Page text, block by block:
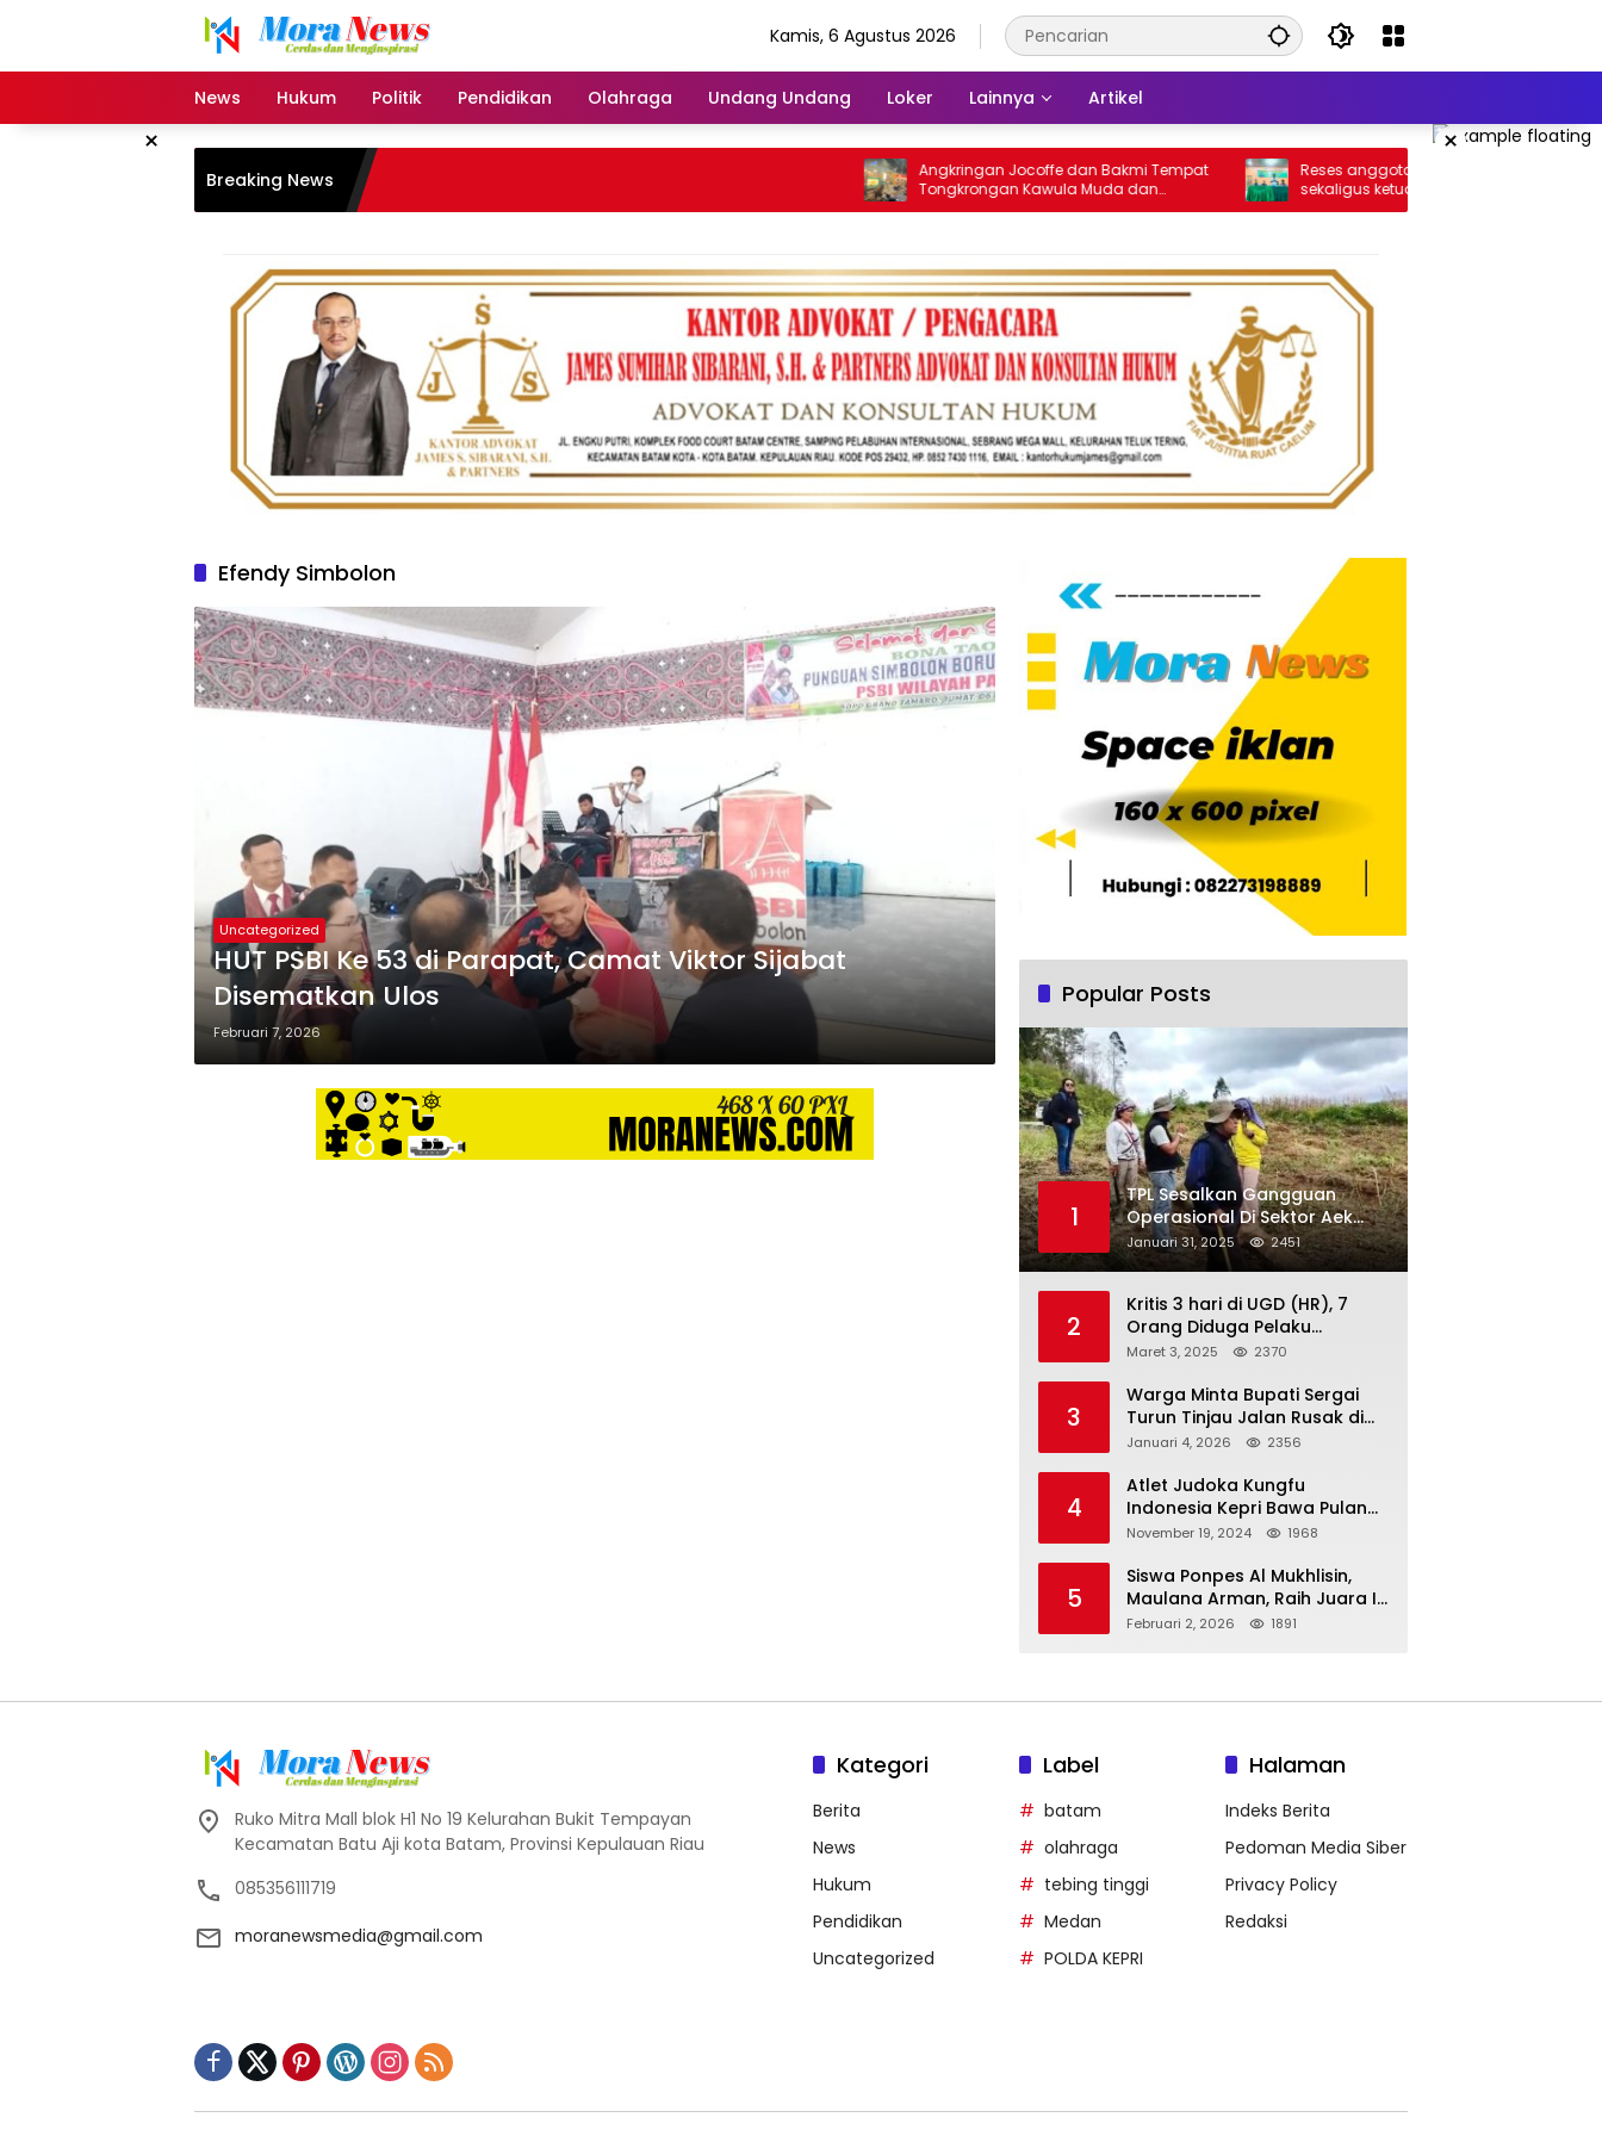
Kamis, 6 Agustus 2026
News Hukum Politik Pendidikan Olahraga Undang Undang Loker Lainnya Artikel
× ×
Breaking News
Angkringan Jocoffe dan Bakmi Tempat
Tongkrongan Kawula Muda dan
Orangtua di Pematangsiantar
Reses anggota DPRD dari fraksi PKB
sekaligus ketua DPC PKB Kota Batam
Hendrik S.H., Tampung usulan Warga
Efendy Simbolon
Uncategorized
HUT PSBI Ke 53 di Parapat, Camat Viktor Sijabat
Disematkan Ulos
Februari 7, 2026
Popular Posts
1
TPL Sesalkan Gangguan
Operasional Di Sektor Aek
Nauli
Januari 31, 2025 2451
2
Kritis 3 hari di UGD (HR), 7
Orang Diduga Pelaku
Pengeroyokan di Lift KTV
Kantor Hukum JAP
Pertanyakan Kinerja Polresta
Tanjungpinang
Maret 3, 2025 2370
3
Warga Minta Bupati Sergai
Turun Tinjau Jalan Rusak di
Dusun 4 Desa Sei Periuk
Januari 4, 2026 2356
4
Atlet Judoka Kungfu
Indonesia Kepri Bawa Pulang
11 Medali Pra Fornas bogor, 3
November 19, 2024 1968
5
Siswa Ponpes Al Mukhlisin,
Maulana Arman, Raih Juara I
Taekwondo Junior Putra di
Februari 2, 2026 1891
Ruko Mitra Mall blok H1 No 19 Kelurahan Bukit Tempayan
Kecamatan Batu Aji kota Batam, Provinsi Kepulauan Riau
085356111719
moranewsmedia@gmail.com
Kategori
Berita
News
Hukum
Pendidikan
Uncategorized
Label
batam
olahraga
tebing tinggi
Medan
POLDA KEPRI
Halaman
Indeks Berita
Pedoman Media Siber
Privacy Policy
Redaksi